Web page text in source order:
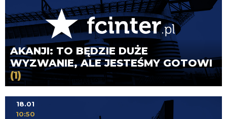
AKANJI: TO BĘDZIE DUŻE
WYZWANIE, ALE JESTEŚMY GOTOWI
(1)
18.01
10:50